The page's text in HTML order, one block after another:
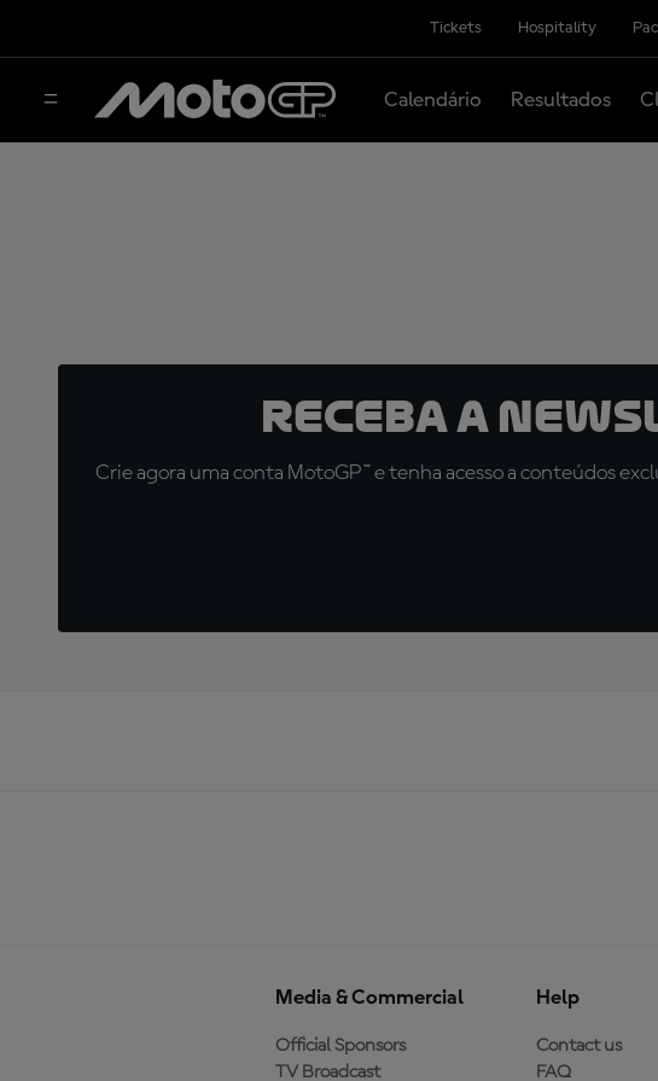
Tickets Hospitality
Calendário Resultados
Receba a
Crie agora uma conta MotoGP™ e tenha acesso a conteúdos
Media & Commercial
Official Sponsors
TV Broadcast
Help
Contact us
FAQ